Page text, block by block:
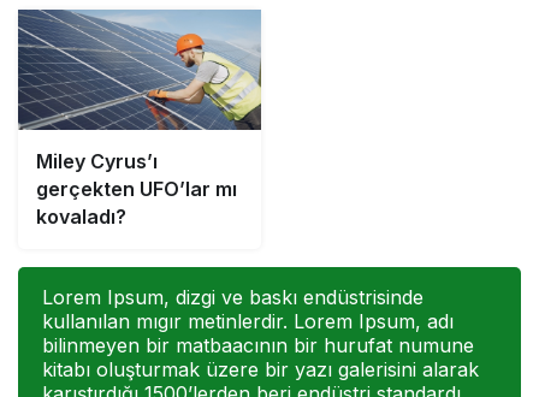
da kime ne!
Miley Cyrus’ı
gerçekten UFO’lar mı
kovaladı?
Lorem Ipsum, dizgi ve baskı endüstrisinde
kullanılan mıgır metinlerdir. Lorem Ipsum, adı
bilinmeyen bir matbaacının bir hurufat numune
kitabı oluşturmak üzere bir yazı galerisini alarak